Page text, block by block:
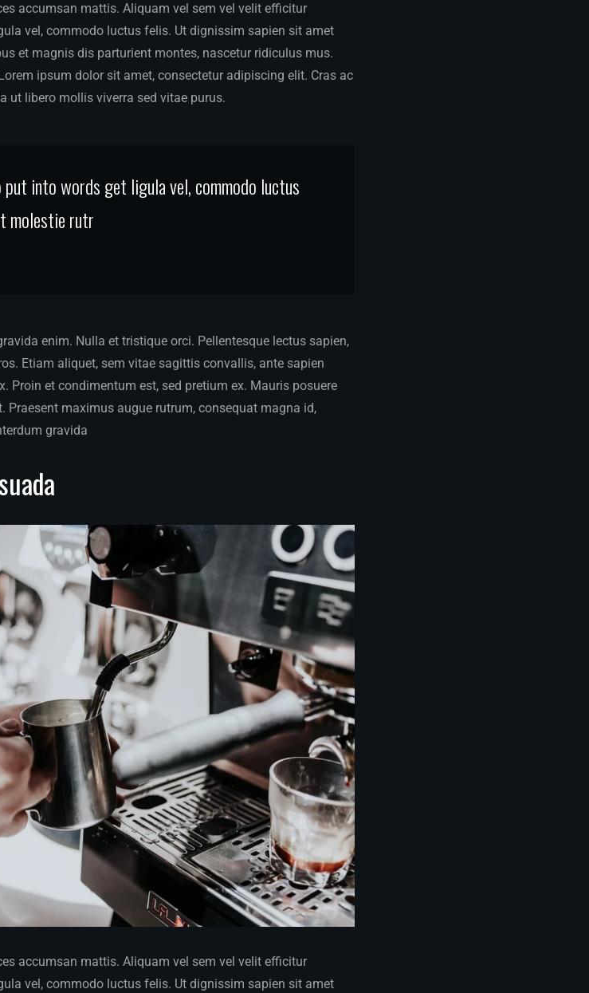
accumsan mattis. Aliquam vel sem vel velit efficitur
vel, commodo luctus felis. Ut dignissim sapien sit amet
et magnis dis parturient montes, nascetur ridiculus mus.
ipsum dolor sit amet, consectetur adipiscing elit. Cras ac
ut libero mollis viverra sed vitae purus.
into words get ligula vel, commodo luctus
molestie rutr
enim. Nulla et tristique orci. Pellentesque lectus sapien,
Etiam aliquet, sem vitae sagittis convallis, ante sapien
Proin et condimentum est, sed pretium ex. Mauris posuere
Praesent maximus augue rutrum, consequat magna id,
gravida
accumsan mattis. Aliquam vel sem vel velit efficitur
vel, commodo luctus felis. Ut dignissim sapien sit amet